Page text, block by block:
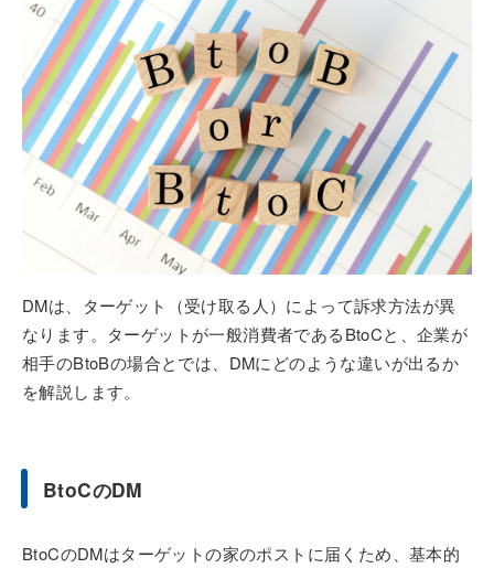
DMは、ターゲット（受け取る人）によって訴求方法が異
なります。ターゲットが一般消費者であるBtoCと、企業が
相手のBtoBの場合とでは、DMにどのような違いが出るか
を解説します。
BtoCのDM
BtoCのDMはターゲットの家のポストに届くため、基本的